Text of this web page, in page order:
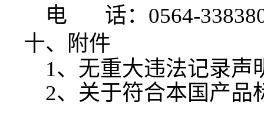
电
话： 0564-
十、附件
1、无重大违法记录声
2、 关于符合本国产品